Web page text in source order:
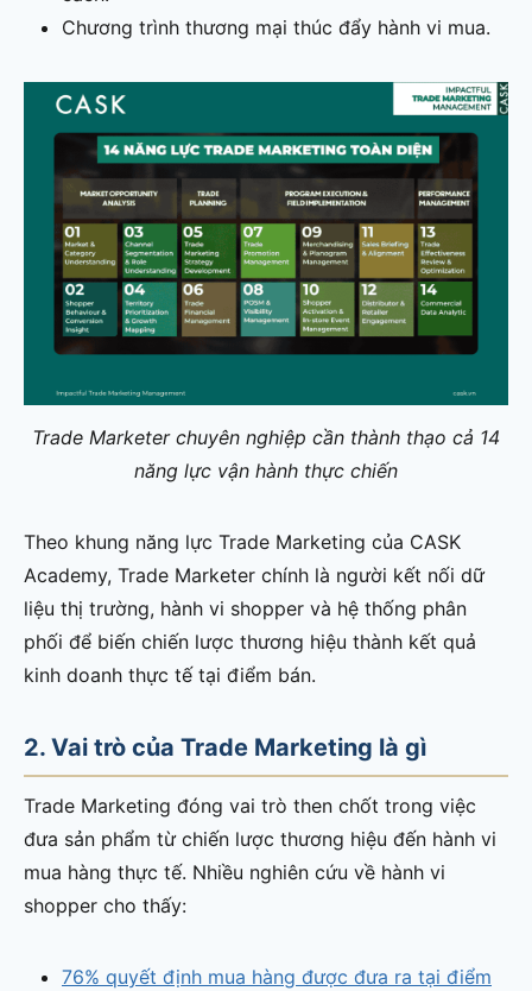
Chương trình thương mại thúc đẩy hành vi mua.
Trade Marketer chuyên nghiệp cần thành thạo cả 14
năng lực vận hành thực chiến
Theo khung năng lực Trade Marketing của CASK
Academy, Trade Marketer chính là người kết nối dữ
liệu thị trường, hành vi shopper và hệ thống phân
phối để biến chiến lược thương hiệu thành kết quả
kinh doanh thực tế tại điểm bán.
2. Vai trò của Trade Marketing là gì
Trade Marketing đóng vai trò then chốt trong việc
đưa sản phẩm từ chiến lược thương hiệu đến hành vi
mua hàng thực tế. Nhiều nghiên cứu về hành vi
shopper cho thấy:
76% quyết định mua hàng được đưa ra tại điểm